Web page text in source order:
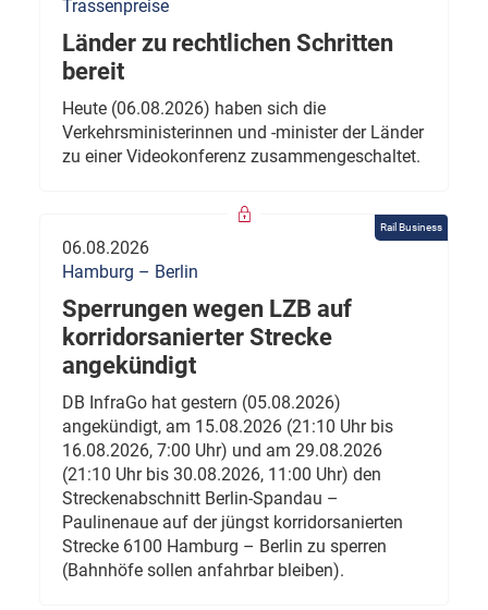
Trassenpreise
Länder zu rechtlichen Schritten
bereit
Heute (06.08.2026) haben sich die
Verkehrsministerinnen und -minister der Länder
zu einer Videokonferenz zusammengeschaltet.
Rail Business
06.08.2026
Hamburg – Berlin
Sperrungen wegen LZB auf
korridorsanierter Strecke
angekündigt
DB InfraGo hat gestern (05.08.2026)
angekündigt, am 15.08.2026 (21:10 Uhr bis
16.08.2026, 7:00 Uhr) und am 29.08.2026
(21:10 Uhr bis 30.08.2026, 11:00 Uhr) den
Streckenabschnitt Berlin-Spandau –
Paulinenaue auf der jüngst korridorsanierten
Strecke 6100 Hamburg – Berlin zu sperren
(Bahnhöfe sollen anfahrbar bleiben).